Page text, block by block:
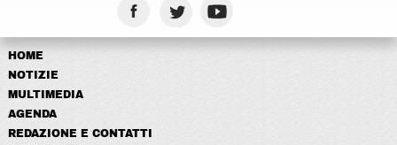
HOME
NOTIZIE
MULTIMEDIA
AGENDA
REDAZIONE E CONTATTI